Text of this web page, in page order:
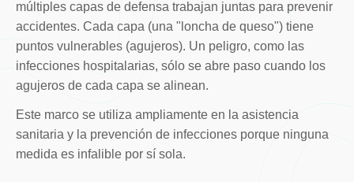
múltiples capas de defensa trabajan juntas para prevenir
accidentes. Cada capa (una "loncha de queso") tiene
puntos vulnerables (agujeros). Un peligro, como las
infecciones hospitalarias, sólo se abre paso cuando los
agujeros de cada capa se alinean.
Este marco se utiliza ampliamente en la asistencia
sanitaria y la prevención de infecciones porque ninguna
medida es infalible por sí sola.